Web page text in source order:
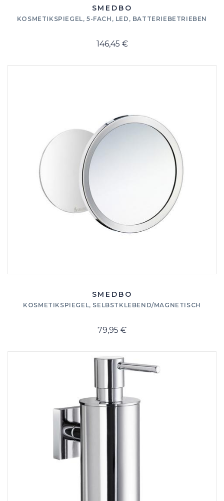
SMEDBO
KOSMETIKSPIEGEL, 5-FACH, LED, BATTERIEBETRIEBEN
146,45 €
SMEDBO
KOSMETIKSPIEGEL, SELBSTKLEBEND/MAGNETISCH
79,95 €